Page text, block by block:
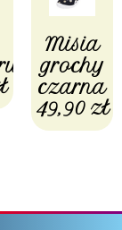
Misia
grochy
czarna
49,90 zł